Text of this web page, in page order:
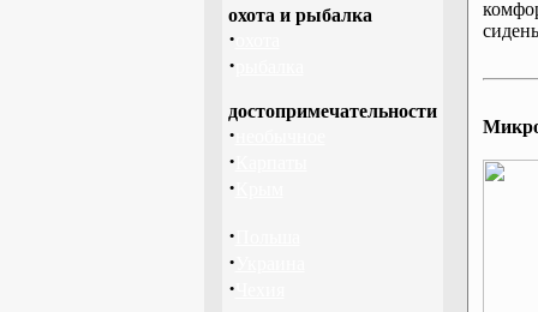
охота и рыбалка
·
·
достопримечательности
·
·
·
·
·
·